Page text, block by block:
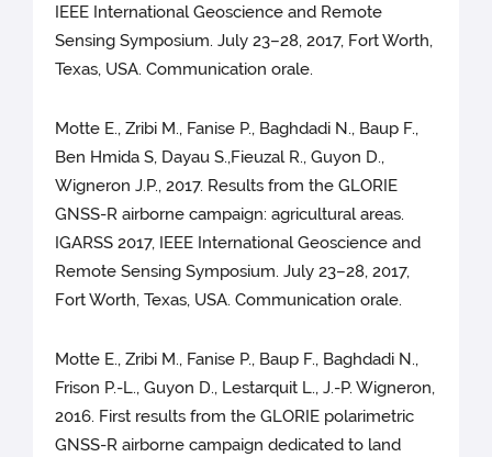
IEEE International Geoscience and Remote
Sensing Symposium. July 23–28, 2017, Fort Worth,
Texas, USA. Communication orale.
Motte E., Zribi M., Fanise P., Baghdadi N., Baup F.,
Ben Hmida S, Dayau S.,Fieuzal R., Guyon D.,
Wigneron J.P., 2017. Results from the GLORIE
GNSS-R airborne campaign: agricultural areas.
IGARSS 2017, IEEE International Geoscience and
Remote Sensing Symposium. July 23–28, 2017,
Fort Worth, Texas, USA. Communication orale.
Motte E., Zribi M., Fanise P., Baup F., Baghdadi N.,
Frison P.-L., Guyon D., Lestarquit L., J.-P. Wigneron,
2016. First results from the GLORIE polarimetric
GNSS-R airborne campaign dedicated to land